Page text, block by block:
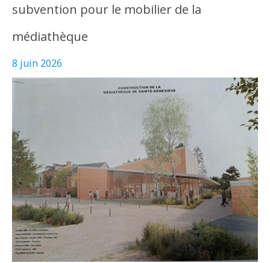
subvention pour le mobilier de la
médiathèque
8 juin 2026